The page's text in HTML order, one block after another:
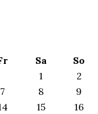
Sa
So
1
2
7 8
9
15
16